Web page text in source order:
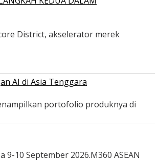
District, akselerator merek
AI di Asia Tenggara
portofolio produknya di
10 September 2026.M360 ASEAN